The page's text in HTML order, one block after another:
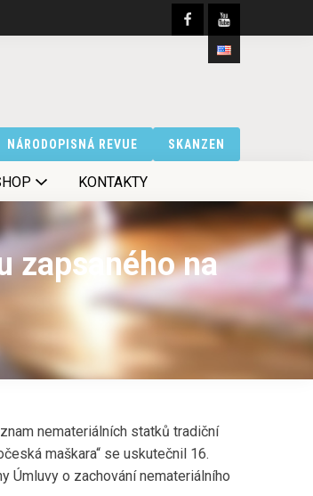
NÁRODOPISNÁ REVUE SKANZEN
KONTAKTY
zapsaného na
nemateriálních statků tradiční
maškara“ se uskutečnil 16.
Úmluvy o zachování nemateriálního